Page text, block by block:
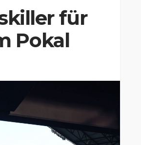
für
Pokal